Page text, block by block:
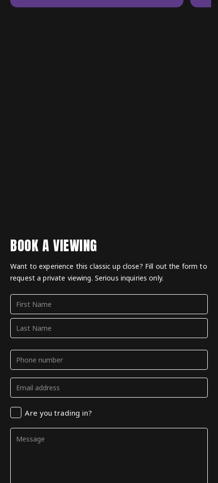
BOOK A VIEWING
Want to experience this classic up close? Fill out the form to
request a private viewing. Serious inquiries only.
Name (Required)
First
Phone (Required)
Email(Required)
TradingAre you trading in?
Comments